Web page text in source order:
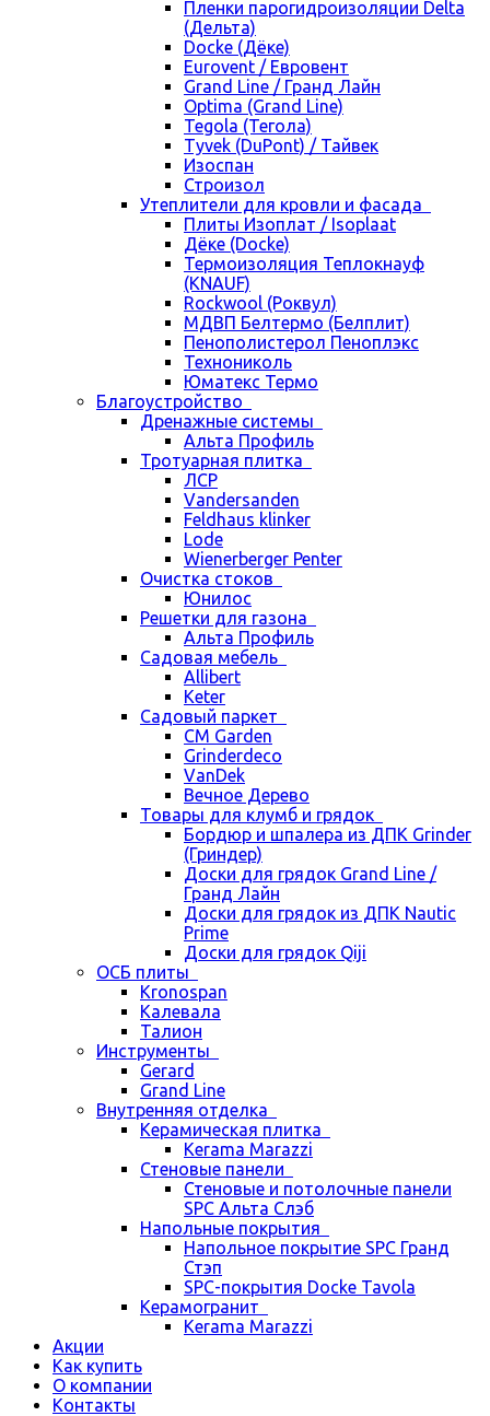
Пленки парогидроизоляции Delta
(Дельта)
Docke (Дёке)
Eurovent / Евровент
Grand Line / Гранд Лайн
Optima (Grand Line)
Tegola (Тегола)
Tyvek (DuPont) / Тайвек
Изоспан
Строизол
Утеплители для кровли и фасада
Плиты Изоплат / Isoplaat
Дёке (Docke)
Термоизоляция Теплокнауф
(KNAUF)
Rockwool (Роквул)
МДВП Белтермо (Белплит)
Пенополистерол Пеноплэкс
Технониколь
Юматекс Термо
Благоустройство
Дренажные системы
Альта Профиль
Тротуарная плитка
ЛСР
Vandersanden
Feldhaus klinker
Lode
Wienerberger Penter
Очистка стоков
Юнилос
Решетки для газона
Альта Профиль
Садовая мебель
Allibert
Keter
Садовый паркет
CM Garden
Grinderdeco
VanDek
Вечное Дерево
Товары для клумб и грядок
Бордюр и шпалера из ДПК Grinder
(Гриндер)
Доски для грядок Grand Line /
Гранд Лайн
Доски для грядок из ДПК Nautic
Prime
Доски для грядок Qiji
ОСБ плиты
Kronospan
Калевала
Талион
Инструменты
Gerard
Grand Line
Внутренняя отделка
Керамическая плитка
Kerama Marazzi
Стеновые панели
Стеновые и потолочные панели
SPC Альта Слэб
Напольные покрытия
Напольное покрытие SPC Гранд
Стэп
SPC-покрытия Docke Tavola
Керамогранит
Kerama Marazzi
Акции
Как купить
О компании
Контакты